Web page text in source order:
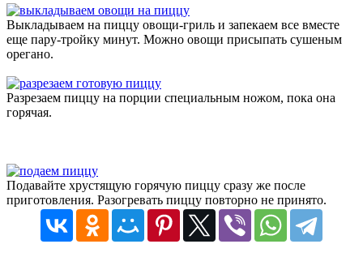
Выкладываем на пиццу овощи-гриль и запекаем все вместе
еще пару-тройку минут. Можно овощи присыпать сушеным
орегано.
Разрезаем пиццу на порции специальным ножом, пока она
горячая.
Подавайте хрустящую горячую пиццу сразу же после
приготовления. Разогревать пиццу повторно не принято.